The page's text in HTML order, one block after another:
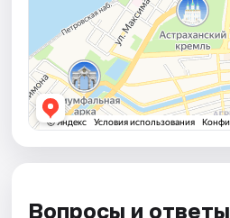
Вопросы и ответы